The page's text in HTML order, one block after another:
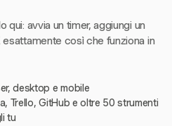
qui: avvia un timer, aggiungi un
così che funziona in
desktop e mobile
Trello, GitHub e oltre 50 strumenti
tu